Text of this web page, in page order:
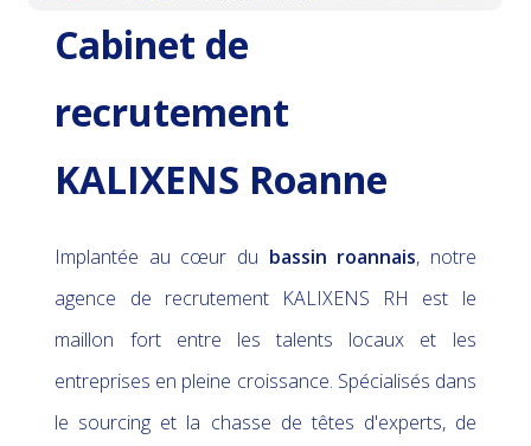
Cabinet de
recrutement
KALIXENS Roanne
Implantée au cœur du bassin roannais, notre
agence de recrutement KALIXENS RH est le
maillon fort entre les talents locaux et les
entreprises en pleine croissance. Spécialisés dans
le sourcing et la chasse de têtes d'experts, de